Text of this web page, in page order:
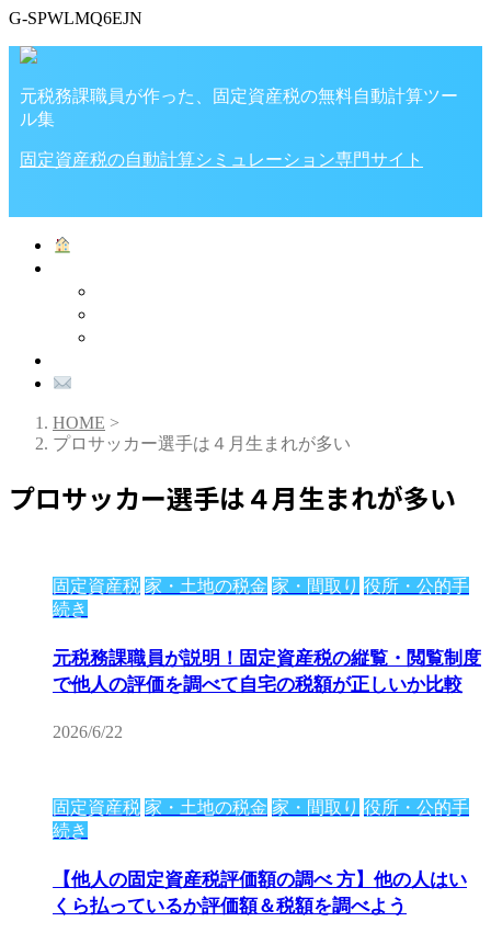
G-SPWLMQ6EJN
元税務課職員が作った、固定資産税の無料自動計算ツー
ル集
固定資産税の自動計算シミュレーション専門サイト
HOME >
プロサッカー選手は４月生まれが多い
プロサッカー選手は４月生まれが多い
固定資産税 家・土地の税金 家・間取り 役所・公的手
続き
元税務課職員が説明！固定資産税の縦覧・閲覧制度
で他人の評価を調べて自宅の税額が正しいか比較
2026/6/22
固定資産税 家・土地の税金 家・間取り 役所・公的手
続き
【他人の固定資産税評価額の調べ 方】他の人はい
くら払っているか評価額＆税額を調べよう